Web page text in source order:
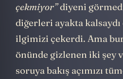
çekmiyor”diyeni
diğerleri ayakta
ilgimizi çekerdi. Ama
önünde gizlenen iki şey
soruya bakış açımızı